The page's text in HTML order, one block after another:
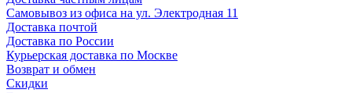
Самовывоз из офиса на ул. Электродная 11
Доставка почтой
Доставка по России
Курьерская доставка по Москве
Возврат и обмен
Скидки